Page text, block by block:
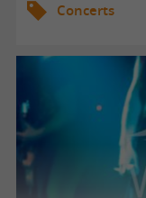
Concerts